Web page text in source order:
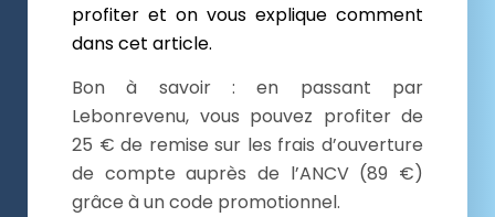
profiter et on vous explique comment
dans cet article.
Bon à savoir : en passant par
Lebonrevenu, vous pouvez profiter de
25 € de remise sur les frais d’ouverture
de compte auprès de l’ANCV (89 €)
grâce à un code promotionnel.